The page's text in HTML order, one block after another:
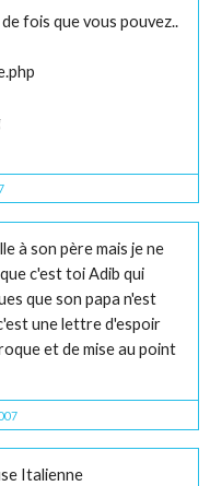
fois que vous pouvez..
à son père mais je ne
c'est toi Adib qui
que son papa n'est
une lettre d'espoir
et de mise au point
Italienne